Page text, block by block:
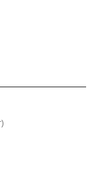
)